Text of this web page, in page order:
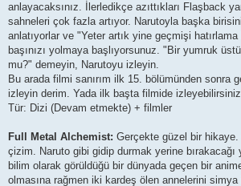
anlayacaksınız. İlerledikçe azıttıkları Flaşback
sahneleri çok fazla artıyor. Narutoyla başka
anlatıyorlar ve "Yeter artık yine geçmişi hatırlama
başınızı yolmaya başlıyorsunuz. "Bir yumruk
mu?" demeyin, Narutoyu izleyin.
Bu arada filmi sanırım ilk 15. bölümünden sonra
izleyin derim. Yada ilk başta filmide
Tür: Dizi (Devam etmekte) + filmler
Full Metal Alchemist: Gerçekte güzel bir hikaye.
çizim. Naruto gibi gidip durmak yerine bırakacağı
bilim olarak görüldüğü bir dünyada geçen bir
olmasına rağmen iki kardeş ölen annelerini